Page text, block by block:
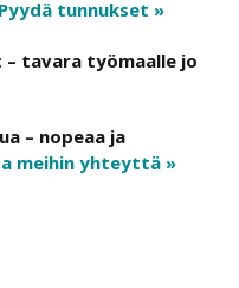
Pyydä tunnukset »
tavara työmaalle jo
– nopeaa ja
meihin yhteyttä »